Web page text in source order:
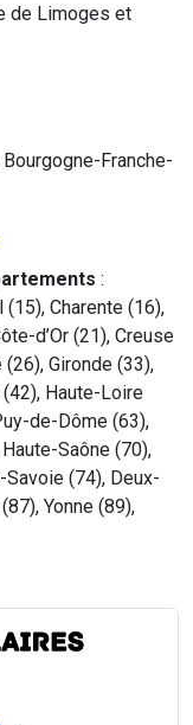
de Limoges et
Franche-
:
Charente (16),
d’Or (21), Creuse
Gironde (33),
Haute-Loire
de-Dôme (63),
Saône (70),
(74), Deux-
Yonne (89),